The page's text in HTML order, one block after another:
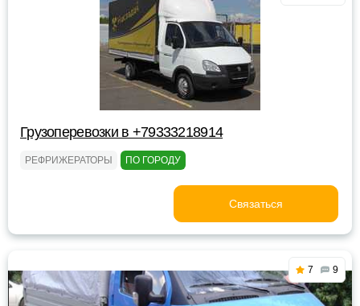
Грузоперевозки в +79333218914
РЕФРИЖЕРАТОРЫ ПО ГОРОДУ
Связаться
7 9